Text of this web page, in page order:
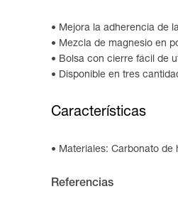
Mejora la adherencia de
Mezcla de magnesio en
Bolsa con cierre fácil de
Disponible en tres
Características
Materiales: Carbonato de
Referencias